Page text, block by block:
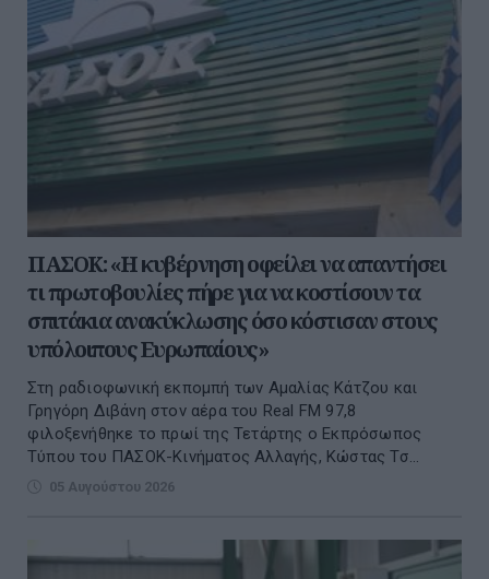
ΠΑΣΟΚ: «Η κυβέρνηση οφείλει να απαντήσει
τι πρωτοβουλίες πήρε για να κοστίσουν τα
σπιτάκια ανακύκλωσης όσο κόστισαν στους
υπόλοιπους Ευρωπαίους»
Στη ραδιοφωνική εκπομπή των Αμαλίας Κάτζου και
Γρηγόρη Διβάνη στον αέρα του Real FM 97,8
φιλοξενήθηκε το πρωί της Τετάρτης ο Εκπρόσωπος
Τύπου του ΠΑΣΟΚ-Κινήματος Αλλαγής, Κώστας Τσ...
05 Αυγούστου 2026